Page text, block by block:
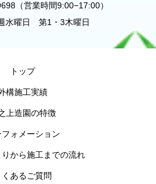
（営業時間9:00−17:00）
水曜日 第1・3木曜日
トップ
構施工実績
上造園の特徴
フォメーション
から施工までの流れ
くあるご質問